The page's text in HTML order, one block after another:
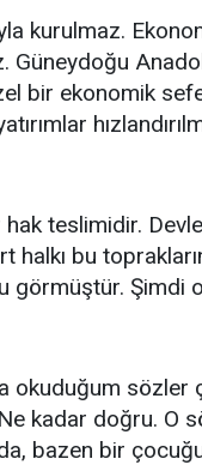
kurulmaz.
Güneydoğu
bir ekonomik
teslimidir.
halkı bu
görmüştür. Şimdi
okuduğum sözler
kadar doğru. O
bazen bir